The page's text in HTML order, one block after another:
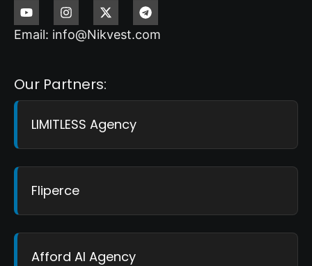
Email: info@Nikvest.com
Our Partners:
LIMITLESS Agency
Fliperce
Afford AI Agency